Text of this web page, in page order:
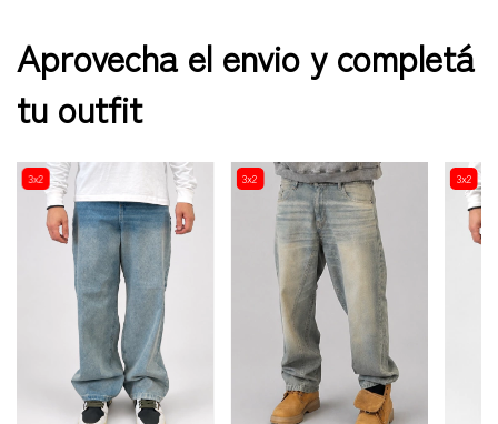
Aprovecha el envio y completá
tu outfit
3x2 3x2 3x2